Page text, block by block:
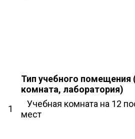
Тип учебного помещения
комната, лаборатория)
1
Учебная комната на 12
мест